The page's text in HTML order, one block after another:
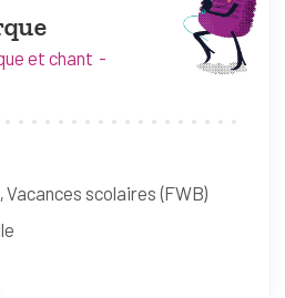
et chant
Vacances scolaires (FWB)